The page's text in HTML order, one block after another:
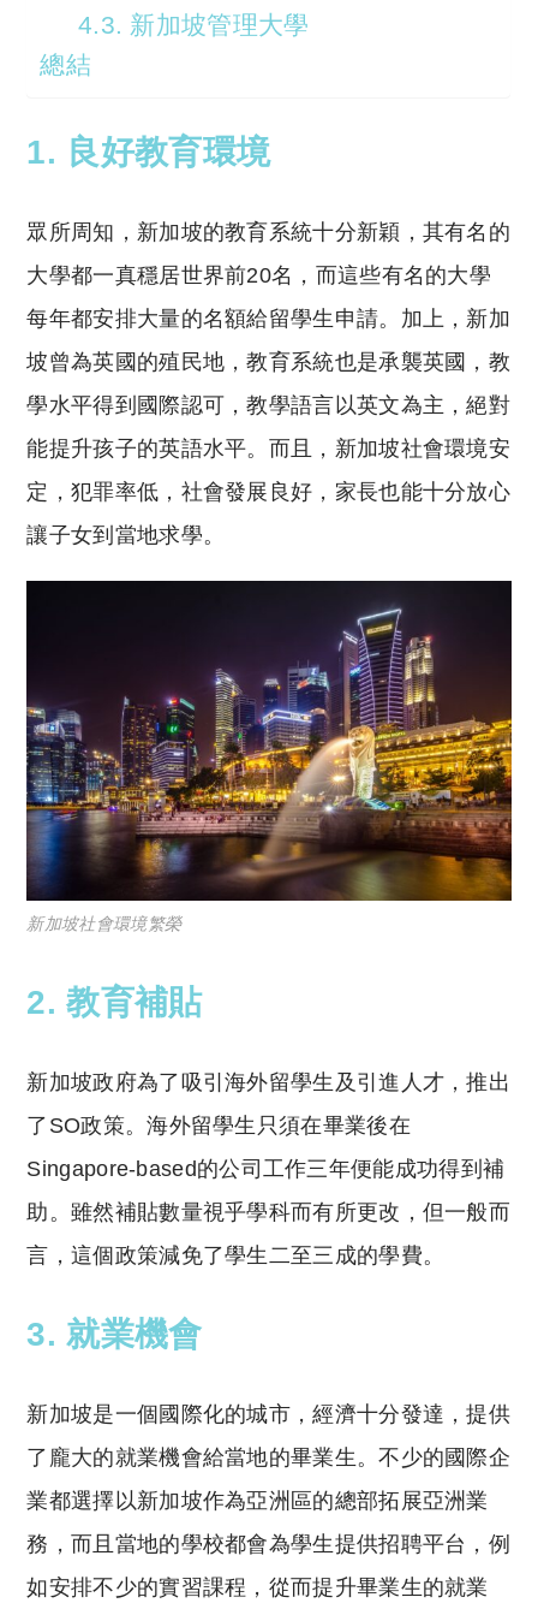
4.3. 新加坡管理大學
總結
1. 良好教育環境
眾所周知，新加坡的教育系統十分新穎，其有名的
大學都一真穩居世界前20名，而這些有名的大學
每年都安排大量的名額給留學生申請。加上，新加
坡曾為英國的殖民地，教育系統也是承襲英國，教
學水平得到國際認可，教學語言以英文為主，絕對
能提升孩子的英語水平。而且，新加坡社會環境安
定，犯罪率低，社會發展良好，家長也能十分放心
讓子女到當地求學。
新加坡社會環境繁榮
2. 教育補貼
新加坡政府為了吸引海外留學生及引進人才，推出
了SO政策。海外留學生只須在畢業後在
Singapore-based的公司工作三年便能成功得到補
助。雖然補貼數量視乎學科而有所更改，但一般而
言，這個政策減免了學生二至三成的學費。
3. 就業機會
新加坡是一個國際化的城市，經濟十分發達，提供
了龐大的就業機會給當地的畢業生。不少的國際企
業都選擇以新加坡作為亞洲區的總部拓展亞洲業
務，而且當地的學校都會為學生提供招聘平台，例
如安排不少的實習課程，從而提升畢業生的就業